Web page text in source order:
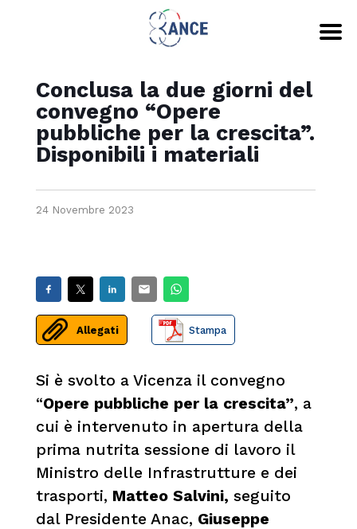
Conclusa la due giorni del
convegno “Opere
pubbliche per la crescita”.
Disponibili i materiali
24 Novembre 2023
Allegati Stampa
Si è svolto a Vicenza il convegno
“Opere pubbliche per la crescita”, a
cui è intervenuto in apertura della
prima nutrita sessione di lavoro il
Ministro delle Infrastrutture e dei
trasporti, Matteo Salvini, seguito
dal Presidente Anac, Giuseppe